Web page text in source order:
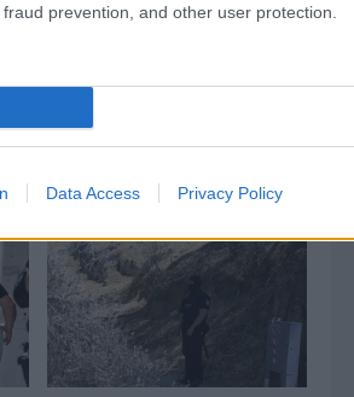
prevention, and other user protection.
Data Access Privacy Policy
ΟΛΑ ΤΑ ΑΡΘΡΑ